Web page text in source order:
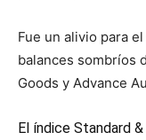
Fue un alivio para
balances sombríos
Goods y Advance
El índice Standard